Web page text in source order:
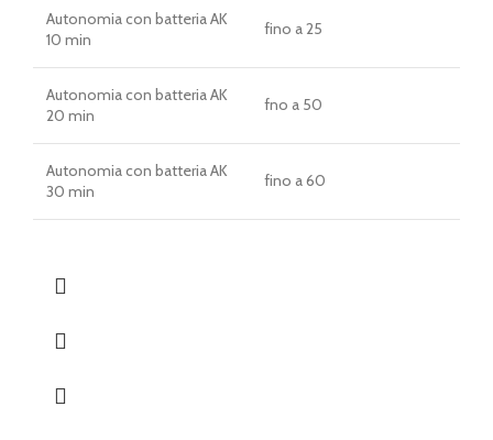
Autonomia con batteria AK
10 min
fino a 25
Autonomia con batteria AK
20 min
fno a 50
Autonomia con batteria AK
30 min
fino a 60